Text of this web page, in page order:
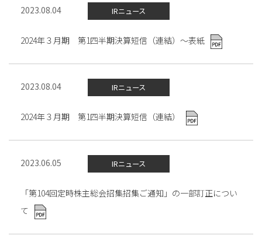
2023.08.04 IRニュース
2024年３月期 第1四半期決算短信（連結）～表紙
2023.08.04 IRニュース
2024年３月期 第1四半期決算短信（連結）
2023.06.05 IRニュース
「第104回定時株主総会招集招集ご通知」の一部訂正につい
て